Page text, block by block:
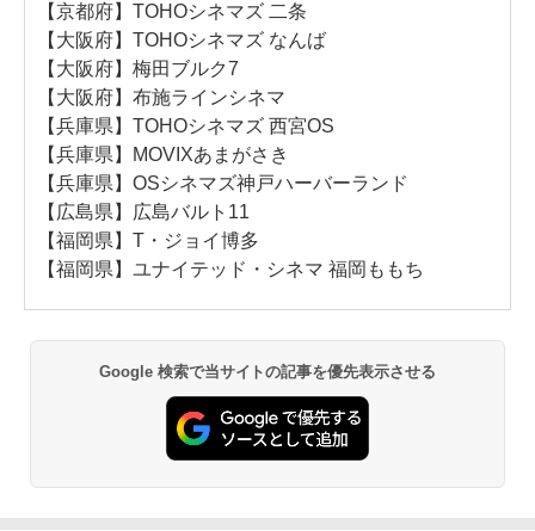
【京都府】TOHOシネマズ 二条
【大阪府】TOHOシネマズ なんば
【大阪府】梅田ブルク7
【大阪府】布施ラインシネマ
【兵庫県】TOHOシネマズ 西宮OS
【兵庫県】MOVIXあまがさき
【兵庫県】OSシネマズ神戸ハーバーランド
【広島県】広島バルト11
【福岡県】T・ジョイ博多
【福岡県】ユナイテッド・シネマ 福岡ももち
Google 検索で当サイトの記事を優先表示させる